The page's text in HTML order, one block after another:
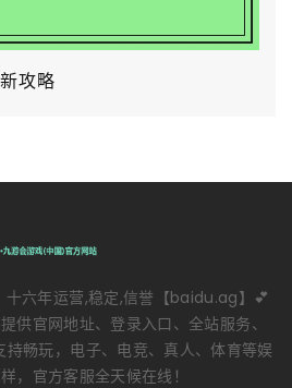
攻略
十六年运营,稳定,信誉【baidu.ag】💕
供官网地址、登录入口、全站服务、
持畅玩，电子、电竞、真人、体育等娱
，官方客服全天候在线！